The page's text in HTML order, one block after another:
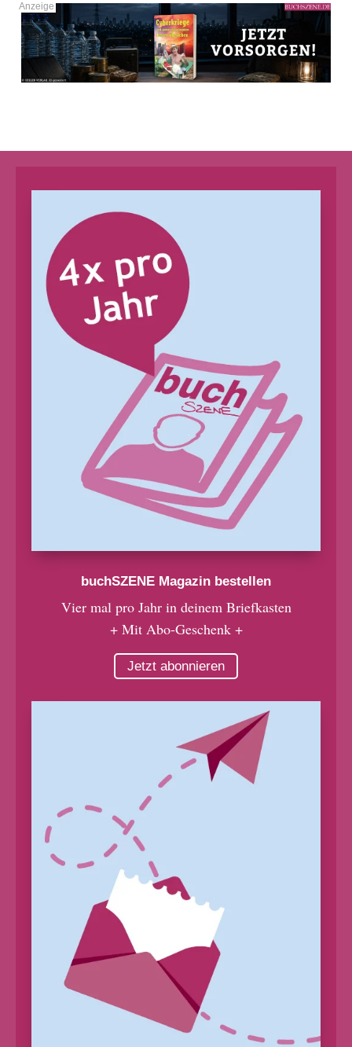
buchSZENE Magazin bestellen
Vier mal pro Jahr in deinem Briefkasten
+ Mit Abo-Geschenk +
Jetzt abonnieren